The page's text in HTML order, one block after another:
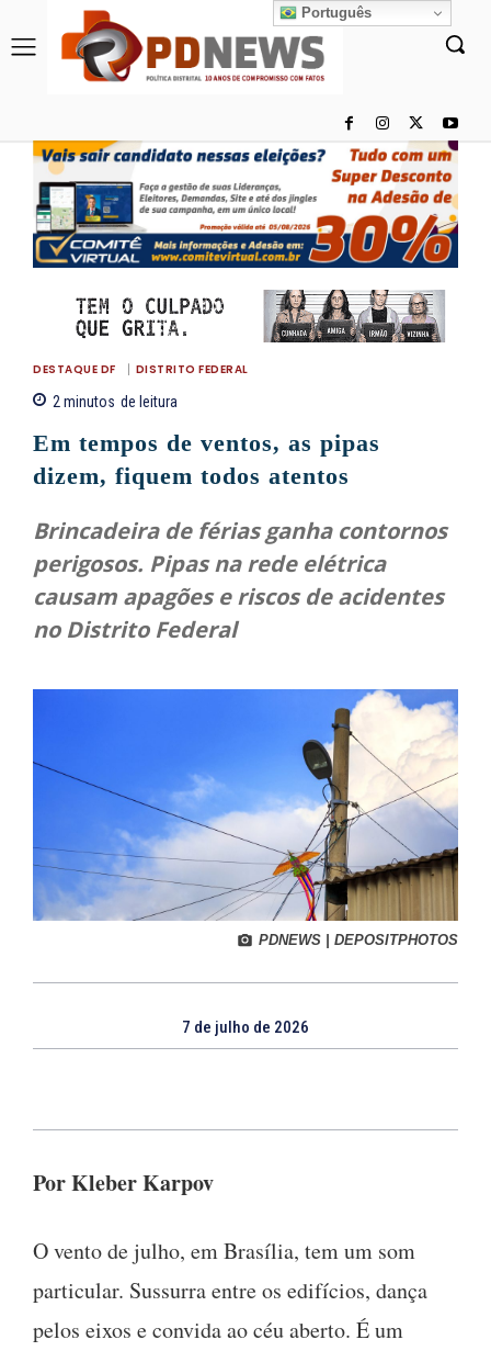
DESTAQUE DF DISTRITO FEDERAL
2minutos de leitura
Em tempos de ventos, as pipas
dizem, fiquem todos atentos
Brincadeira de férias ganha contornos
perigosos. Pipas na rede elétrica
causam apagões e riscos de acidentes
no Distrito Federal
PDNEWS | DEPOSITPHOTOS
7 de julho de 2026
Por Kleber Karpov
O vento de julho, em Brasília, tem um som
particular. Sussurra entre os edifícios, dança
pelos eixos e convida ao céu aberto. É um
Português